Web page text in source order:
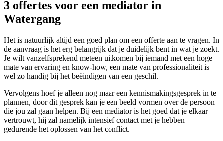
3 offertes voor een mediator in
Watergang
Het is natuurlijk altijd een goed plan om een offerte aan te vragen. In
de aanvraag is het erg belangrijk dat je duidelijk bent in wat je zoekt.
Je wilt vanzelfsprekend meteen uitkomen bij iemand met een hoge
mate van ervaring en know-how, een mate van professionaliteit is
wel zo handig bij het beëindigen van een geschil.
Vervolgens hoef je alleen nog maar een kennismakingsgesprek in te
plannen, door dit gesprek kan je een beeld vormen over de persoon
die jou zal gaan helpen. Bij een mediator is het goed dat je elkaar
vertrouwt, hij zal namelijk intensief contact met je hebben
gedurende het oplossen van het conflict.